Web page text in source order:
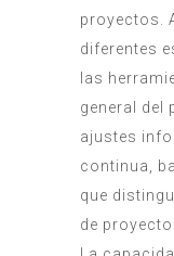
proyectos.
diferentes
las
general del
ajustes
continua,
que
de